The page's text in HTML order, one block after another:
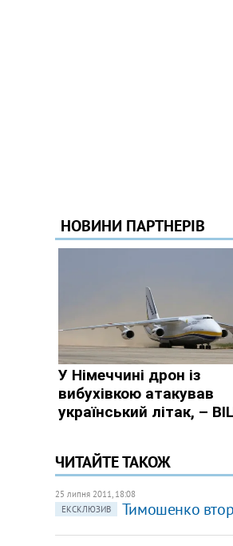
ЧИТАЙТЕ ТАКОЖ
25 липня 2011, 18:08
ЕКСКЛЮЗИВ
Тимошенко